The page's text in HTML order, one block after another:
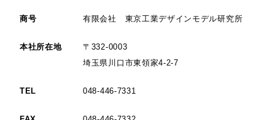
商号 有限会社 東京工業デザインモデル研究所
本社所在地
〒332-0003
埼玉県川口市東領家4-2-7
TEL 048-446-7331